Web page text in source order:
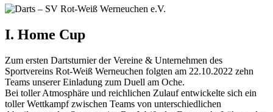
I. Home Cup
Zum ersten Dartsturnier der Vereine & Unternehmen des
Sportvereins Rot-Weiß Werneuchen folgten am 22.10.2022 zehn
Teams unserer Einladung zum Duell am Oche.
Bei toller Atmosphäre und reichlichen Zulauf entwickelte sich ein
toller Wettkampf zwischen Teams von unterschiedlichen